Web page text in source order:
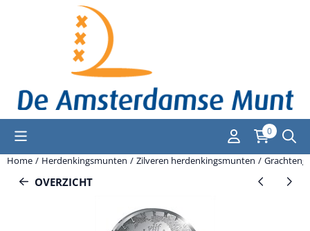
Cookievoorkeuren zijn momenteel gesloten.
0
Home / Herdenkingsmunten / Zilveren herdenkingsmunten /
OVERZICHT